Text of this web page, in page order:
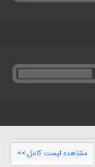
مشاهده لیست کامل >>